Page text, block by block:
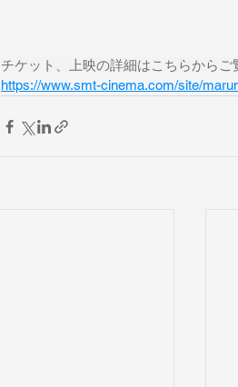
チケット、上映の詳細はこちらからご
https://www.smt-cinema.com/site/